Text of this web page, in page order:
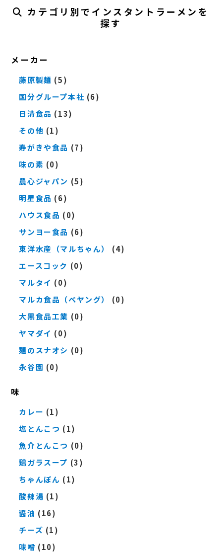
カテゴリ別でインスタントラーメンを
探す
メーカー
藤原製麺 (5)
国分グループ本社 (6)
日清食品 (13)
その他 (1)
寿がきや食品 (7)
味の素 (0)
農心ジャパン (5)
明星食品 (6)
ハウス食品 (0)
サンヨー食品 (6)
東洋水産（マルちゃん）
(4)
エースコック (0)
マルタイ (0)
マルカ食品（ペヤング）
(0)
大黒食品工業 (0)
ヤマダイ (0)
麺のスナオシ (0)
永谷園 (0)
味
カレー (1)
塩とんこつ (1)
魚介とんこつ (0)
鶏ガラスープ (3)
ちゃんぽん (1)
酸辣湯 (1)
醤油 (16)
チーズ (1)
味噌 (10)